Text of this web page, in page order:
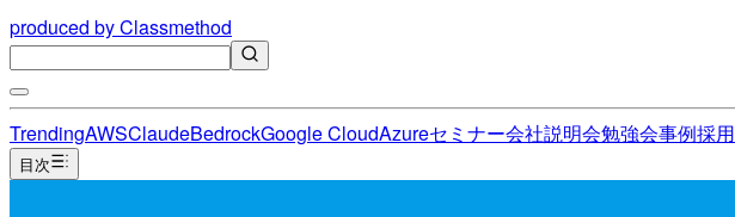
produced by Classmethod
TrendingAWSClaudeBedrockGoogle CloudAzureセミナー会社説明会勉強会事例採用
目次